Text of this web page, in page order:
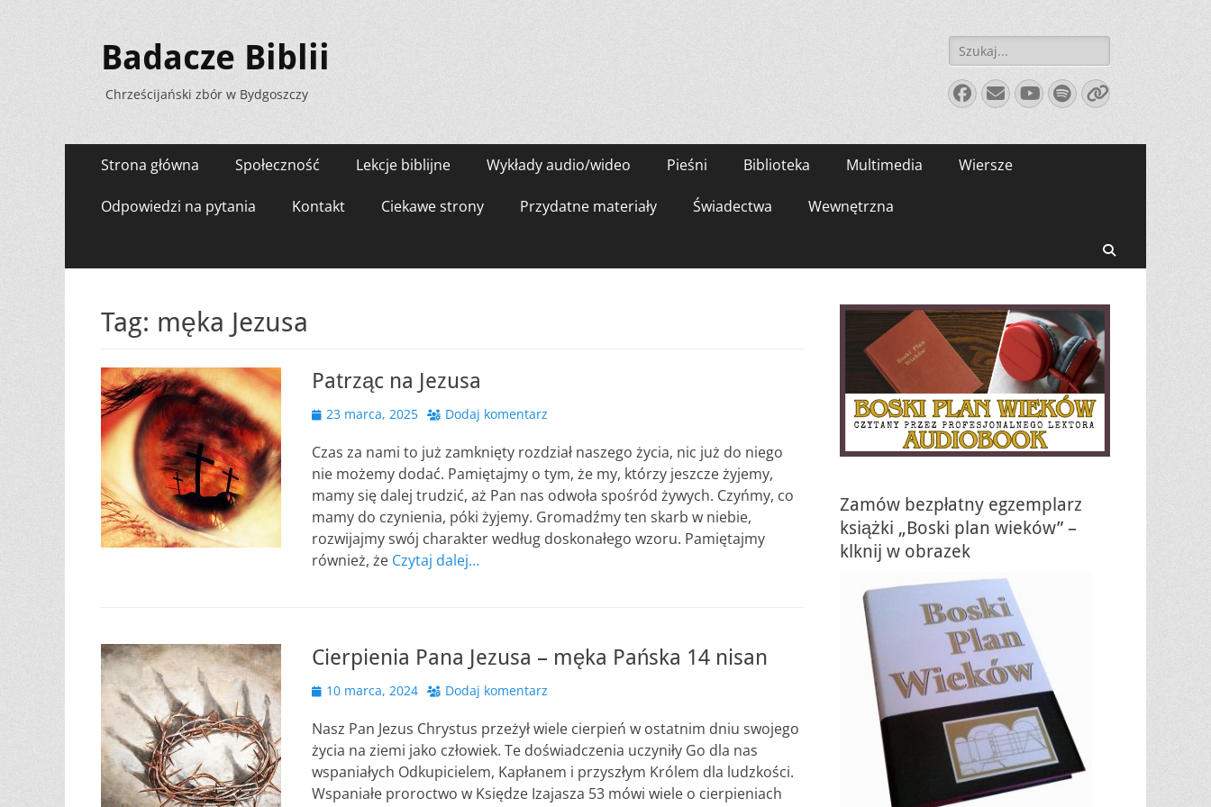
Badacze Biblii
Chrześcijański zbór w Bydgoszczy
Szukaj:
Facebook
E-
mail
YouTube
Spotify
Link
Menu
zawartości
Strona główna Społeczność Lekcje biblijne Wykłady audio/wideo Pieśni Biblioteka Multimedia Wiersze
Odpowiedzi na pytania Kontakt Ciekawe strony Przydatne materiały Świadectwa Wewnętrzna
Tag: męka Jezusa
Patrząc na Jezusa
Opublikowano
23 marca, 2025 Dodaj komentarz
Czas za nami to już zamknięty rozdział naszego życia, nic już do niego
nie możemy dodać. Pamiętajmy o tym, że my, którzy jeszcze żyjemy,
mamy się dalej trudzić, aż Pan nas odwoła spośród żywych. Czyńmy, co
mamy do czynienia, póki żyjemy. Gromadźmy ten skarb w niebie,
rozwijajmy swój charakter według doskonałego wzoru. Pamiętajmy
również, że Czytaj dalej…
Cierpienia Pana Jezusa – męka Pańska 14 nisan
Opublikowano
10 marca, 2024 Dodaj komentarz
Nasz Pan Jezus Chrystus przeżył wiele cierpień w ostatnim dniu swojego
życia na ziemi jako człowiek. Te doświadczenia uczyniły Go dla nas
wspaniałych Odkupicielem, Kapłanem i przyszłym Królem dla ludzkości.
Wspaniałe proroctwo w Księdze Izajasza 53 mówi wiele o cierpieniach
Zamów bezpłatny egzemplarz
książki „Boski plan wieków” –
klknij w obrazek